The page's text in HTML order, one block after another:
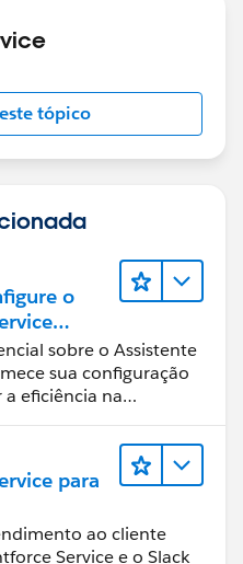
tópico
o
de
sobre o Assistente
sua configuração
eficiência na
para
ao cliente
Service e o Slack